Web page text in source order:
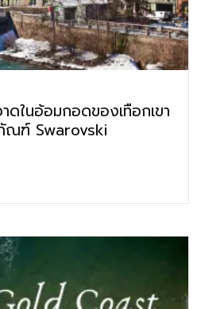
ในอ้อมกอดของเทือกเขา
ณฑ์ Swarovski